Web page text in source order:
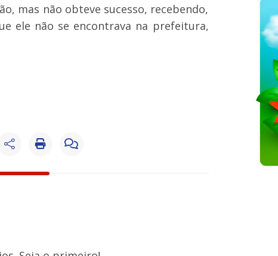
mas não obteve sucesso, recebendo,
ele não se encontrava na prefeitura,